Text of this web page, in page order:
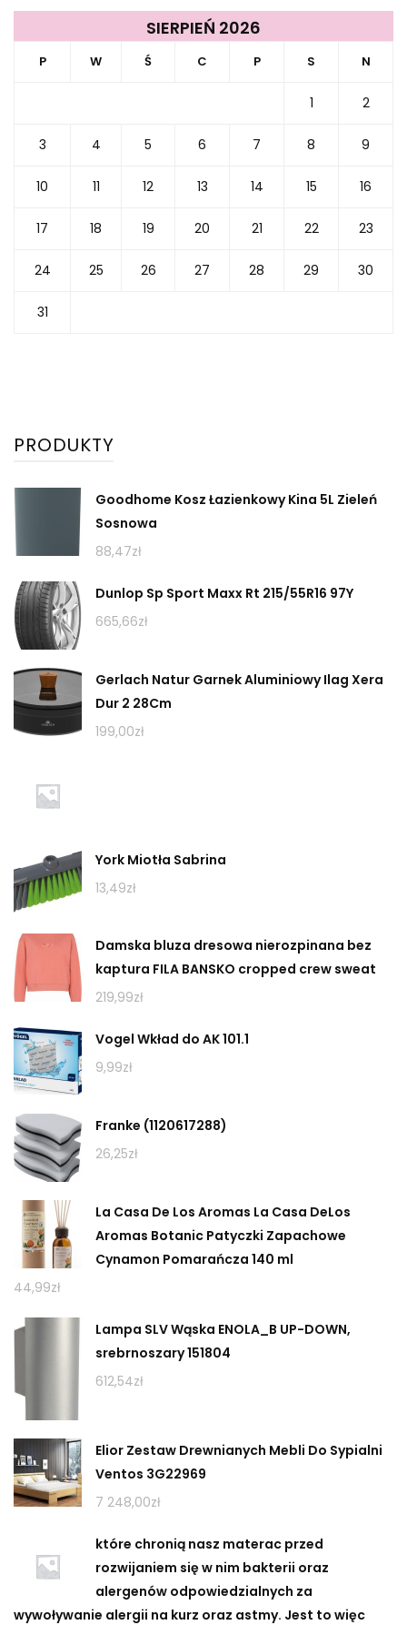
SIERPIEŃ 2026
P W Ś C P S N
1 2
3 4 5 6 7 8 9
10 11 12 13 14 15 16
17 18 19 20 21 22 23
24 25 26 27 28 29 30
31
PRODUKTY
Goodhome Kosz Łazienkowy Kina 5L Zieleń
Sosnowa
88,47zł
Dunlop Sp Sport Maxx Rt 215/55R16 97Y
665,66zł
Gerlach Natur Garnek Aluminiowy Ilag Xera
Dur 2 28Cm
199,00zł
York Miotła Sabrina
13,49zł
Damska bluza dresowa nierozpinana bez
kaptura FILA BANSKO cropped crew sweat
219,99zł
Vogel Wkład do AK 101.1
9,99zł
Franke (1120617288)
26,25zł
La Casa De Los Aromas La Casa DeLos
Aromas Botanic Patyczki Zapachowe
Cynamon Pomarańcza 140 ml
44,99zł
Lampa SLV Wąska ENOLA_B UP-DOWN,
srebrnoszary 151804
612,54zł
Elior Zestaw Drewnianych Mebli Do Sypialni
Ventos 3G22969
7 248,00zł
które chronią nasz materac przed
rozwijaniem się w nim bakterii oraz
alergenów odpowiedzialnych za
wywoływanie alergii na kurz oraz astmy. Jest to więc